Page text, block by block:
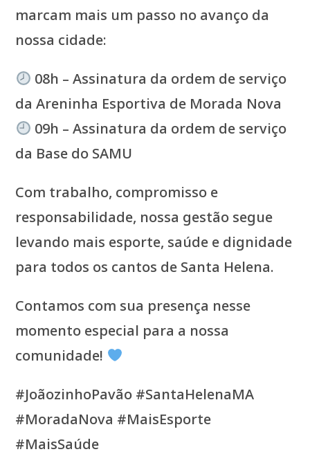
marcam mais um passo no avanço da
nossa cidade:
08h – Assinatura da ordem de serviço
da Areninha Esportiva de Morada Nova
09h – Assinatura da ordem de serviço
da Base do SAMU
Com trabalho, compromisso e
responsabilidade, nossa gestão segue
levando mais esporte, saúde e dignidade
para todos os cantos de Santa Helena.
Contamos com sua presença nesse
momento especial para a nossa
comunidade!
#JoãozinhoPavão #SantaHelenaMA
#MoradaNova #MaisEsporte
#MaisSaúde